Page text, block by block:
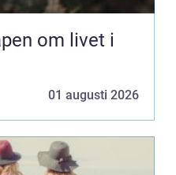
01 augusti 2026